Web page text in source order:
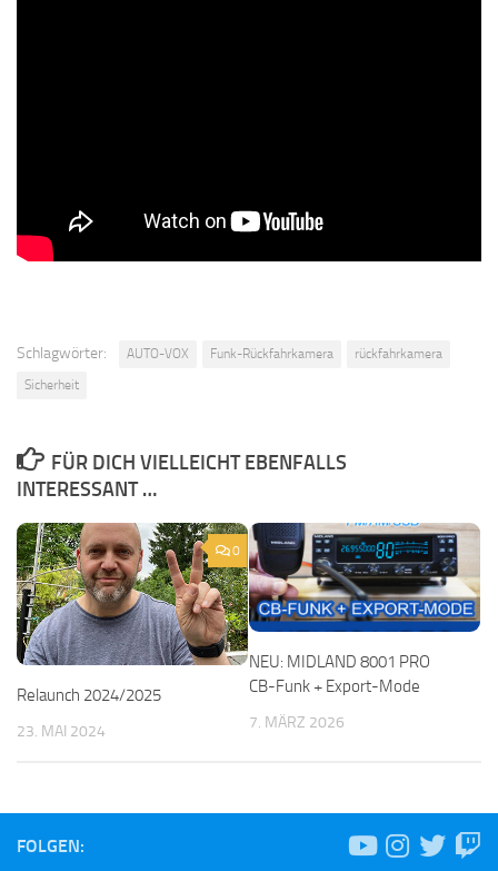
Schlagwörter: AUTO-VOX Funk-Rückfahrkamera
rückfahrkamera
Sicherheit
FÜR DICH VIELLEICHT EBENFALLS
INTERESSANT …
0
Relaunch 2024/2025
23. MAI 2024
NEU: MIDLAND 8001 PRO
CB-Funk + Export-Mode
7. MÄRZ 2026
FOLGEN: